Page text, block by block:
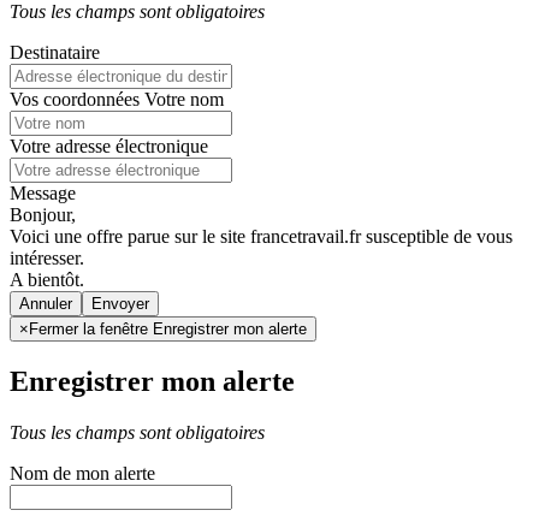
Tous les champs sont obligatoires
Destinataire
Vos coordonnées Votre nom
Votre adresse électronique
Message
Bonjour,
Voici une offre parue sur le site francetravail.fr susceptible de vous
intéresser.
A bientôt.
Annuler
× Fermer la fenêtre Enregistrer mon alerte
Enregistrer mon alerte
Tous les champs sont obligatoires
Nom de mon alerte